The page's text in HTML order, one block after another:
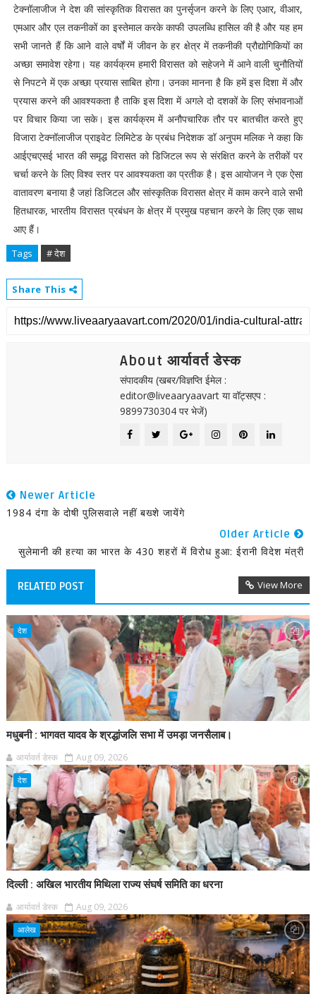
टेक्नॉलाजीज ने देश की सांस्कृतिक विरासत का पुनर्सृजन करने के लिए एआर, वीआर,
एमआर और एल तकनीकों का इस्तेमाल करके काफी उपलब्धि हासिल की है और यह हम
सभी जानते हैं कि आने वाले वर्षों में जीवन के हर क्षेत्र में तकनीकी प्रौद्योगिकियों का
अच्छा समावेश रहेगा। यह कार्यक्रम हमारी विरासत को सहेजने में आने वाली चुनौतियों
से निपटने में एक अच्छा प्रयास साबित होगा। उनका मानना है कि हमें इस दिशा में और
प्रयास करने की आवश्यकता है ताकि इस दिशा में अगले दो दशकों के लिए संभावनाओं
पर विचार किया जा सके। इस कार्यक्रम में अनौपचारिक तौर पर बातचीत करते हुए
विजारा टेक्नॉलाजीज प्राइवेट लिमिटेड के प्रबंध निदेशक डॉ अनुपम मलिक ने कहा कि
आईएचएसई भारत की समृद्ध विरासत को डिजिटल रूप से संरक्षित करने के तरीकों पर
चर्चा करने के लिए विश्व स्तर पर आवश्यकता का प्रतीक है। इस आयोजन ने एक ऐसा
वातावरण बनाया है जहां डिजिटल और सांस्कृतिक विरासत क्षेत्र में काम करने वाले सभी
हितधारक, भारतीय विरासत प्रबंधन के क्षेत्र में प्रमुख पहचान करने के लिए एक साथ
आए हैं।
Tags # देश
Share This
About आर्यावर्त डेस्क
संपादकीय (खबर/विज्ञप्ति ईमेल :
editor@liveaaryaavart या वॉट्सएप :
9899730304 पर भेजें)
Newer Article
1984 दंगा के दोषी पुलिसवाले नहीं बख्शे जायेंगे
Older Article
सुलेमानी की हत्या का भारत के 430 शहरों में विरोध हुआ: ईरानी विदेश मंत्री
RELATED POST View More
देश
मधुबनी : भागवत यादव के श्रद्धांजलि सभा में उमड़ा जनसैलाब।
आर्यावर्त डेस्क Aug 09, 2026
देश
दिल्ली : अखिल भारतीय मिथिला राज्य संघर्ष समिति का धरना
आर्यावर्त डेस्क Aug 09, 2026
आलेख